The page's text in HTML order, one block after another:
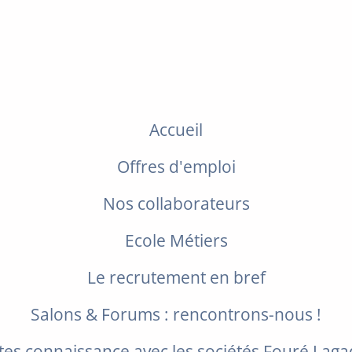
Accueil
Offres d'emploi
Nos collaborateurs
Ecole Métiers
Le recrutement en bref
Salons & Forums : rencontrons-nous !